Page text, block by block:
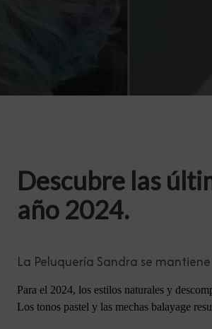
Descubre las
año 2024.
La Peluquería Sandra se
Para el 2024, los estilos naturales y
Los tonos pastel y las mechas balayage